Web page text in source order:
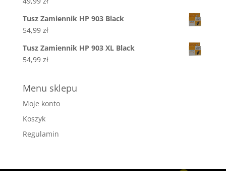
Tusz Zamiennik HP 903 Black
54,99 zł
Tusz Zamiennik HP 903 XL Black
54,99 zł
Menu sklepu
Moje konto
Koszyk
Regulamin